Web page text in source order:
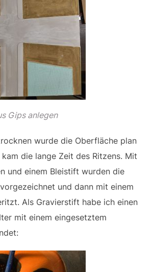
Gips anlegen
wurde die Oberfläche plan
die lange Zeit des Ritzens. Mit
und einem Bleistift wurden die
und dann mit einem
Als Gravierstift habe ich einen
mit einem eingesetztem